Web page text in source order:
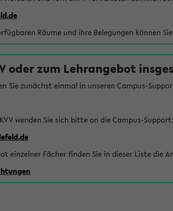
Räume und ihre Belegungen können
oder zum Lehrangebot
Sie zunächst einmal in unseren Campus-
wenden Sie sich bitte an die Campus-Support:
einzelner Fächer finden Sie in dieser Liste die